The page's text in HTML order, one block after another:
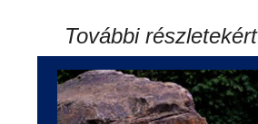
További